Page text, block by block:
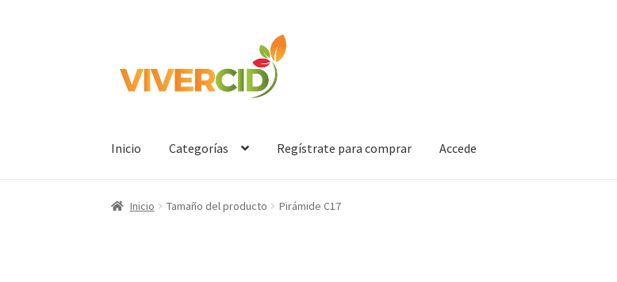
contenido
Inicio Categorías Regístrate para comprar Accede
Inicio Tamaño del producto Pirámide C17